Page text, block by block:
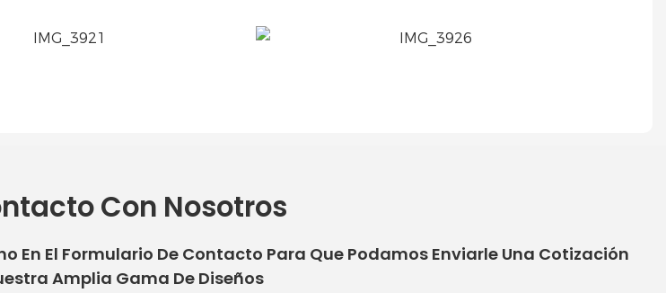
Con Nosotros
En El Formulario De Contacto Para Que Podamos Enviarle Una Cotización
Amplia Gama De Diseños